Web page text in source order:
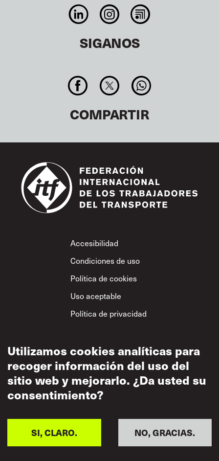
SIGANOS
COMPARTIR
Footer
Accesibilidad
Condiciones de uso
Política de cookies
Uso aceptable
Política de privacidad
Utilizamos cookies analíticas para
recoger información del uso del
sitio web y mejorarlo. ¿Da usted su
consentimiento?
NO, GRACIAS.
SI, CLARO.